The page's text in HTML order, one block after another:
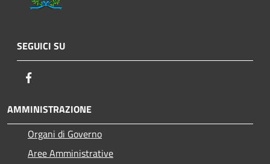
SEGUICI SU
AMMINISTRAZIONE
Organi di Governo
Aree Amministrative